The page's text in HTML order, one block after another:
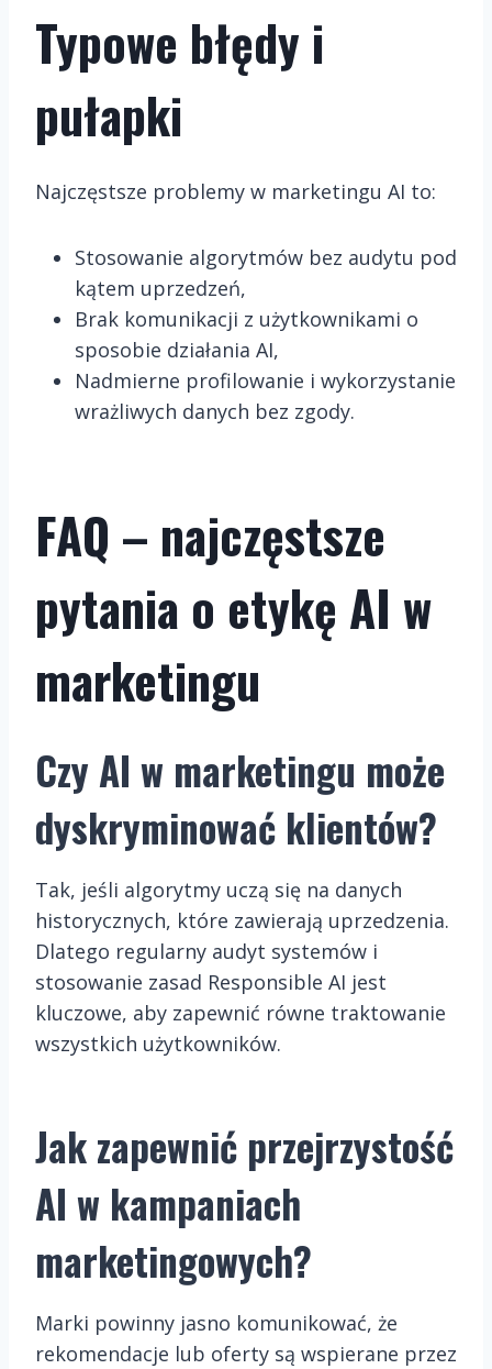
Typowe błędy i
pułapki
Najczęstsze problemy w marketingu AI to:
Stosowanie algorytmów bez audytu pod
kątem uprzedzeń,
Brak komunikacji z użytkownikami o
sposobie działania AI,
Nadmierne profilowanie i wykorzystanie
wrażliwych danych bez zgody.
FAQ – najczęstsze
pytania o etykę AI w
marketingu
Czy AI w marketingu może
dyskryminować klientów?
Tak, jeśli algorytmy uczą się na danych
historycznych, które zawierają uprzedzenia.
Dlatego regularny audyt systemów i
stosowanie zasad Responsible AI jest
kluczowe, aby zapewnić równe traktowanie
wszystkich użytkowników.
Jak zapewnić przejrzystość
AI w kampaniach
marketingowych?
Marki powinny jasno komunikować, że
rekomendacje lub oferty są wspierane przez